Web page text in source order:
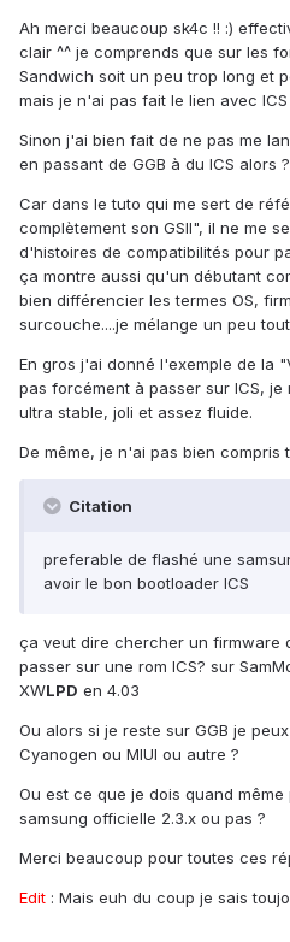
Ah merci beaucoup sk4c !! :)
clair ^^ je comprends que sur les
Sandwich soit un peu trop long et
mais je n'ai pas fait le lien avec
Sinon j'ai bien fait de ne pas me
en passant de GGB à du ICS alors ?
Car dans le tuto qui me sert de
complètement son GSII", il ne me
d'histoires de compatibilités pour
ça montre aussi qu'un débutant
bien différencier les termes OS,
surcouche....je mélange un peu
En gros j'ai donné l'exemple de la
pas forcément à passer sur ICS,
ultra stable, joli et assez fluide.
De même, je n'ai pas bien compris
Citation
preferable de flashé une
avoir le bon bootloader ICS
ça veut dire chercher un firmware
passer sur une rom ICS? sur
XWLPD en 4.03
Ou alors si je reste sur GGB je
Cyanogen ou MIUI ou autre ?
Ou est ce que je dois quand
samsung officielle 2.3.x ou pas ?
Merci beaucoup pour toutes ces
Edit : Mais euh du coup je sais